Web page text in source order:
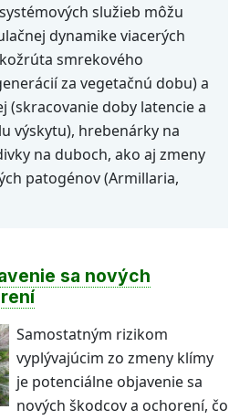
služieb môžu
dynamike viacerých
smrekového
za vegetačnú dobu) a
(skracovanie doby latencie a
výskytu), hrebenárky na
na duboch, ako aj zmeny
patogénov (Armillaria,
sa nových
Samostatným rizikom
vyplývajúcim zo zmeny klímy
je potenciálne objavenie sa
nových škodcov a ochorení, čo